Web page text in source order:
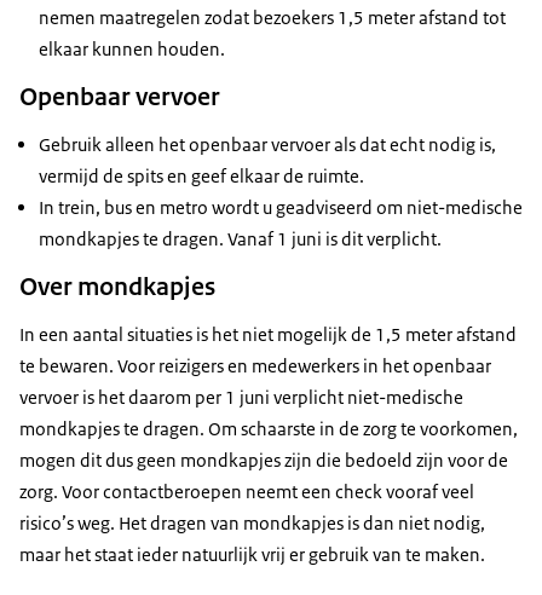
nemen maatregelen zodat bezoekers 1,5 meter afstand tot
elkaar kunnen houden.
Openbaar vervoer
Gebruik alleen het openbaar vervoer als dat echt nodig is,
vermijd de spits en geef elkaar de ruimte.
In trein, bus en metro wordt u geadviseerd om niet-medische
mondkapjes te dragen. Vanaf 1 juni is dit verplicht.
Over mondkapjes
In een aantal situaties is het niet mogelijk de 1,5 meter afstand
te bewaren. Voor reizigers en medewerkers in het openbaar
vervoer is het daarom per 1 juni verplicht niet-medische
mondkapjes te dragen. Om schaarste in de zorg te voorkomen,
mogen dit dus geen mondkapjes zijn die bedoeld zijn voor de
zorg. Voor contactberoepen neemt een check vooraf veel
risico’s weg. Het dragen van mondkapjes is dan niet nodig,
maar het staat ieder natuurlijk vrij er gebruik van te maken.